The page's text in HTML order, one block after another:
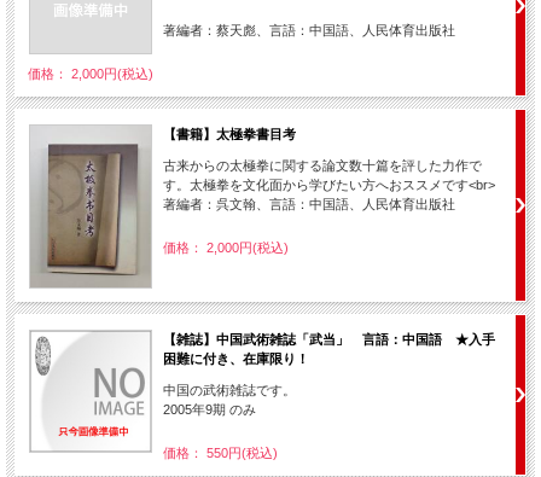
著編者：蔡天彪、言語：中国語、人民体育出版社
価格： 2,000円(税込)
【書籍】太極拳書目考
古来からの太極拳に関する論文数十篇を評した力作で
す。太極拳を文化面から学びたい方へおススメです<br>
著編者：呉文翰、言語：中国語、人民体育出版社
価格： 2,000円(税込)
【雑誌】中国武術雑誌「武当」 言語：中国語 ★入手
困難に付き、在庫限り！
中国の武術雑誌です。
2005年9期 のみ
価格： 550円(税込)